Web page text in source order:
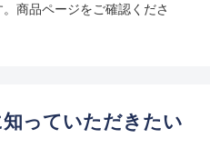
商品ページをご確認くださ
っていただきたい